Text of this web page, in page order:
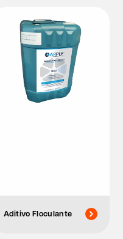
Aditivo Floculante